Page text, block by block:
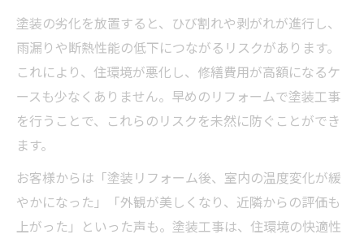
塗装の劣化を放置すると、ひび割れや剥がれが進行し、
雨漏りや断熱性能の低下につながるリスクがあります。
これにより、住環境が悪化し、修繕費用が高額になるケ
ースも少なくありません。早めのリフォームで塗装工事
を行うことで、これらのリスクを未然に防ぐことができ
ます。
お客様からは「塗装リフォーム後、室内の温度変化が緩
やかになった」「外観が美しくなり、近隣からの評価も
上がった」といった声も。塗装工事は、住環境の快適性